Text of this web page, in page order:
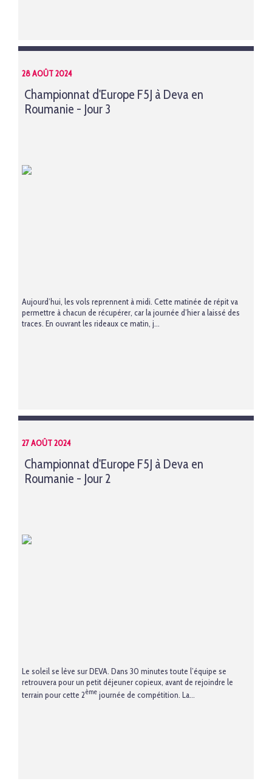
28 AOÛT 2024
Championnat d'Europe F5J à Deva en
Roumanie - Jour 3
Aujourd’hui, les vols reprennent à midi. Cette matinée de répit va
permettre à chacun de récupérer, car la journée d’hier a laissé des
traces. En ouvrant les rideaux ce matin, j...
27 AOÛT 2024
Championnat d'Europe F5J à Deva en
Roumanie - Jour 2
Le soleil se lève sur DEVA. Dans 30 minutes toute l’équipe se
retrouvera pour un petit déjeuner copieux, avant de rejoindre le
terrain pour cette 2ème journée de compétition. La...